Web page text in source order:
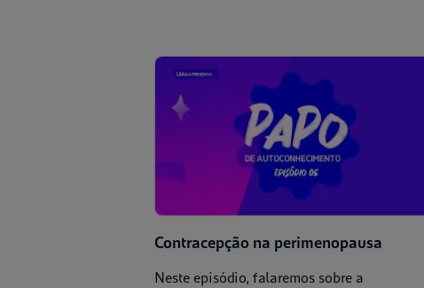
Contracepção na perimenopausa
Neste episódio, falaremos sobre a